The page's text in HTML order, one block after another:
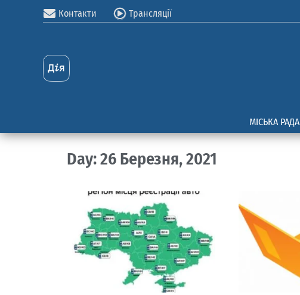
Контакти Трансляції
МІСЬКА РАДА
Day: 26 Березня, 2021